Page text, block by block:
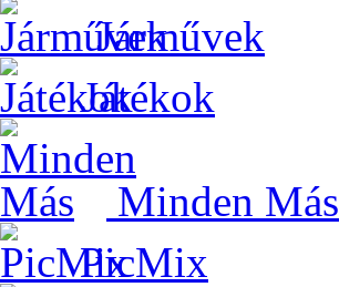
Járművek
Játékok
Minden Más
PicMix